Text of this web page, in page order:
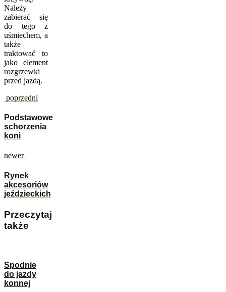
Należy
zabierać się
do tego z
uśmiechem, a
także
traktować to
jako element
rozgrzewki
przed jazdą.
poprzedni
Podstawowe
schorzenia
koni
newer
Rynek
akcesoriów
jeździeckich
Przeczytaj
także
Spodnie
do jazdy
konnej